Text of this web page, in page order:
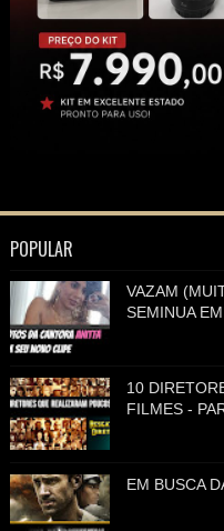
POPULAR
VAZAM
SEMINUA
10
FILMES -
EM BUSCA